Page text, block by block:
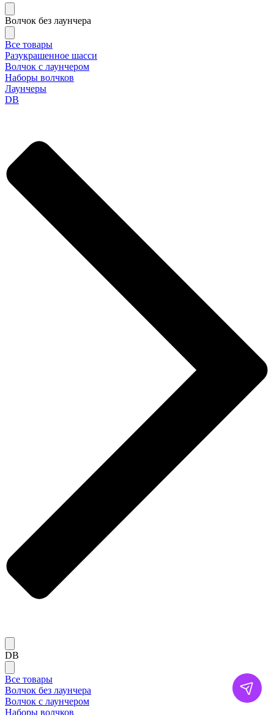
Волчок без лаунчера
Все товары
Разукрашенное шасси
Волчок с лаунчером
Наборы волчков
Лаунчеры
DB
DB
Все товары
Волчок без лаунчера
Волчок с лаунчером
Наборы волчков